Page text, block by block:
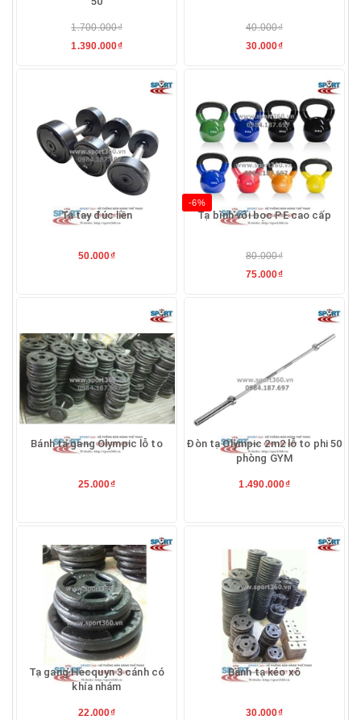
1.700.000₫
1.390.000₫
40.000₫
30.000₫
Tạ tay đúc liền
50.000₫
-6%
Tạ bình vôi bọc PE cao cấp
80.000₫
75.000₫
Bánh tạ gang Olympic lỗ to
25.000₫
Đòn tạ Olympic 2m2 lỗ to phi 50
phòng GYM
1.490.000₫
Tạ gang Hecquyn 3 cánh có
khía nhám
22.000₫
Bánh tạ kéo xô
30.000₫